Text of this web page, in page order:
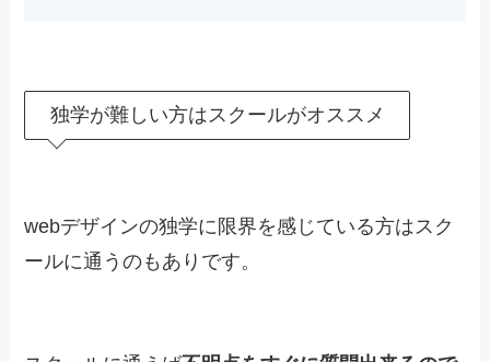
独学が難しい方はスクールがオススメ
webデザインの独学に限界を感じている方はスク
ールに通うのもありです。